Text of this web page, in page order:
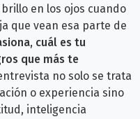
en los ojos cuando
que vean esa parte de
cuál es tu
que más te
no solo se trata
o experiencia sino
inteligencia